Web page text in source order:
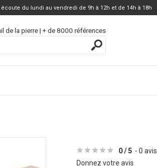
du lundi au vendredi de 9h à 12h et de 14h à 18h
la pierre | + de 8000 références
★ ★ ★ ★ ★
★ ★ ★ ★ ★ 0 / 5 - 0 avis
Donnez votre avis